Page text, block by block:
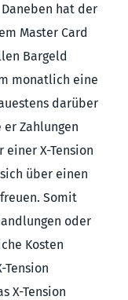
hat der
Master Card
Bargeld
monatlich eine
darüber
Zahlungen
X-Tension
über einen
Somit
oder
Kosten
X-Tension